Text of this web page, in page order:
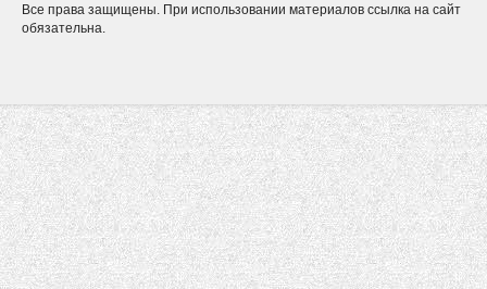
Все права защищены. При использовании материалов ссылка на сайт
обязательна.